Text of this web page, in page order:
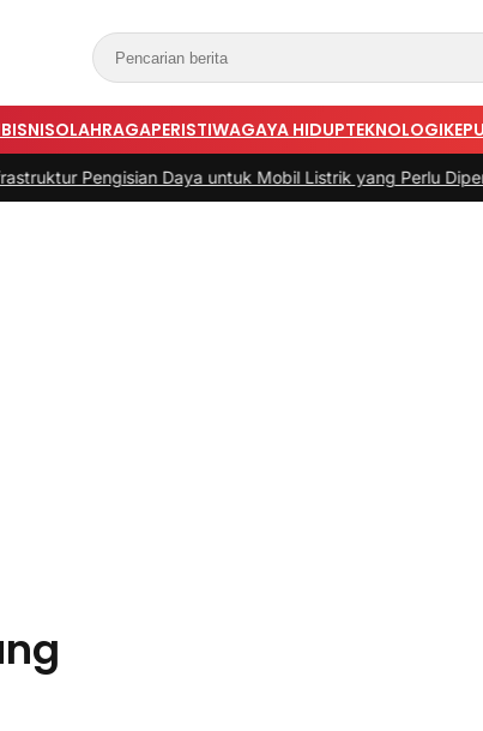
BISNISOLAHRAGAPERISTIWAGAYA HIDUPTEKNOLOGI
Daya untuk Mobil Listrik yang Perlu Diperhatikan|